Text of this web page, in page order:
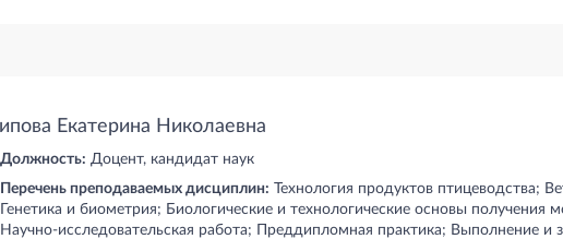
Екатерина Николаевна
Должность: Доцент, кандидат наук
Перечень преподаваемых дисциплин:
Технология продуктов птицеводства;
Генетика и биометрия; Биологические и технологические основы получения
Научно-исследовательская работа; Преддипломная практика; Выполнение и